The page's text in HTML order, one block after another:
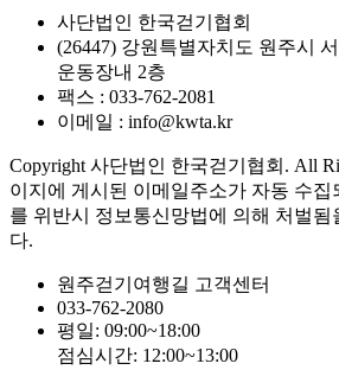
사단법인 한국걷기협회
(26447) 강원특별자치도 원주시
운동장내 2층
팩스 : 033-762-2081
이메일 : info@kwta.kr
Copyright 사단법인 한국걷기협회. All
이지에 게시된 이메일주소가 자동 수집
를 위반시 정보통신망법에 의해 처벌됨
다.
원주걷기여행길 고객센터
033-762-2080
평일: 09:00~18:00
점심시간: 12:00~13:00